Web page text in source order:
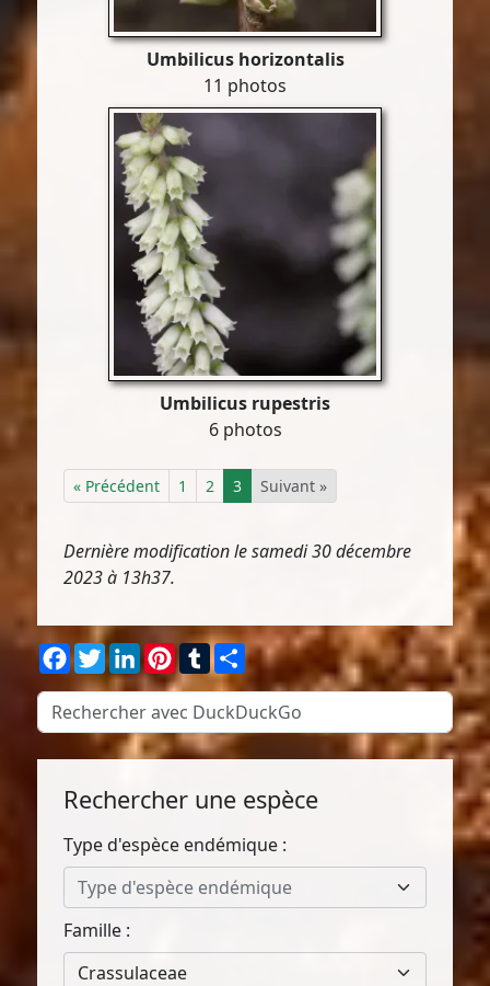
Umbilicus horizontalis
11 photos
Umbilicus rupestris
6 photos
« Précédent 1 2 3 Suivant »
Dernière modification le samedi 30 décembre
2023 à 13h37.
Facebook
TwitterLinkedInPinterest
TumblrPartager
Rechercher une espèce
Type d'espèce endémique :
Type d'espèce endémique
Famille :
Crassulaceae